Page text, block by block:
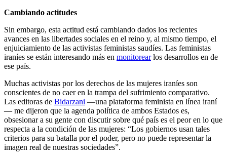
Cambiando actitudes
Sin embargo, esta actitud está cambiando dados los recientes
avances en las libertades sociales en el reino y, al mismo tiempo, el
enjuiciamiento de las activistas feministas saudíes. Las feministas
iraníes se están interesando más en monitorearlos desarrollos en de
ese país.
Muchas activistas por los derechos de las mujeres iraníes son
conscientes de no caer en la trampa del sufrimiento comparativo.
Las editoras de Bidarzani —una plataforma feminista en línea iraní
— me dijeron que la agenda política de ambos Estados es,
obsesionar a su gente con discutir sobre qué país es el peor en lo que
respecta a la condición de las mujeres: “Los gobiernos usan tales
criterios para su batalla por el poder, pero no puede representar la
imagen real de nuestras sociedades”.